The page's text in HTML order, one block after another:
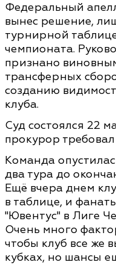
Федеральный
вынес решение,
турнирной
чемпионата.
признано
трансферных
созданию
клуба.
Суд состоялся 22
прокурор требовал
Команда
два тура до
Ещё вчера днем
в таблице, и
"Ювентус" в Лиге
Очень много
чтобы клуб все же
кубках, но шансы